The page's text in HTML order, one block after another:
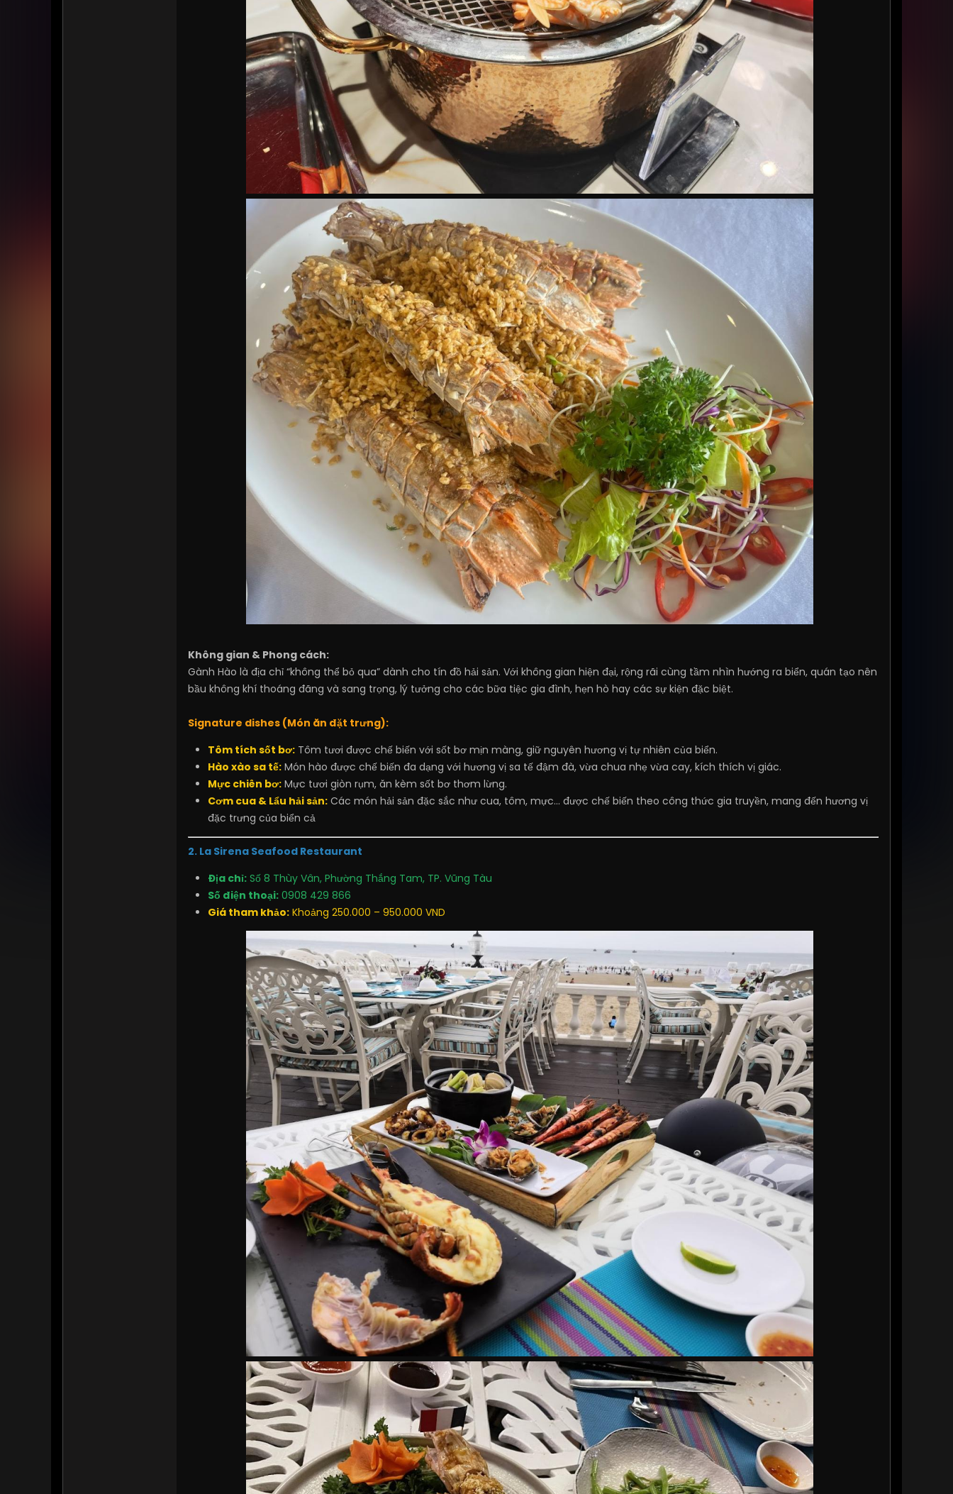
Không gian & Phong cách:
Gành Hào là địa chỉ “không thể bỏ qua” dành cho tín đồ hải sản. Với không gian hiện đại, rộng rãi cùng tầm nhìn hướng ra biển, quán tạo nên
bầu không khí thoáng đãng và sang trọng, lý tưởng cho các bữa tiệc gia đình, hẹn hò hay các sự kiện đặc biệt.
Signature dishes (Món ăn đặt trưng):
Tôm tích sốt bơ: Tôm tươi được chế biến với sốt bơ mịn màng, giữ nguyên hương vị tự nhiên của biển.
Hào xào sa tế: Món hào được chế biến đa dạng với hương vị sa tế đậm đà, vừa chua nhẹ vừa cay, kích thích vị giác.
Mực chiên bơ: Mực tươi giòn rụm, ăn kèm sốt bơ thơm lừng.
Cơm cua & Lẩu hải sản: Các món hải sản đặc sắc như cua, tôm, mực… được chế biến theo công thức gia truyền, mang đến hương vị
đặc trưng của biển cả
2. La Sirena Seafood Restaurant
Địa chỉ: Số 8 Thùy Vân, Phường Thắng Tam, TP. Vũng Tàu
Số điện thoại: 0908 429 866
Giá tham khảo: Khoảng 250.000 – 950.000 VND